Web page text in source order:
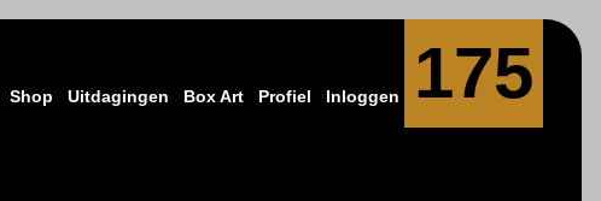
Shop Uitdagingen Box Art Profiel Inloggen 175